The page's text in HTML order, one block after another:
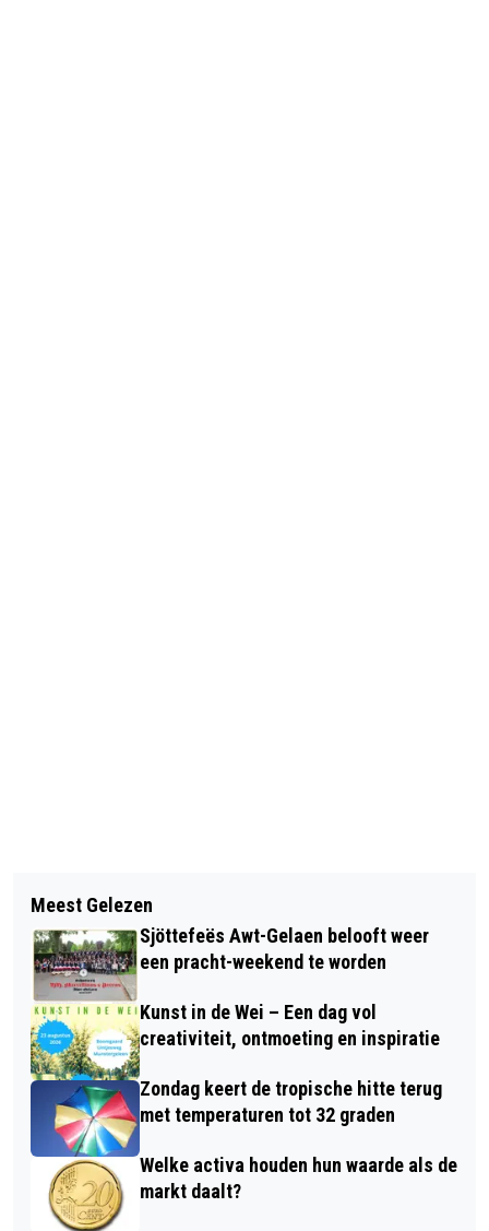
VIDEO: LIMBURG IN 1962, EEN
PERSOONLIJKE VISIE VAN OTTO VAN
NIJENHOFF
HUIDSPECIALIST GEEFT EEN
GLIMLACH CADEAU AAN MENSEN
MET KANKER IN BORN
Meest Gelezen
Sjöttefeës Awt-Gelaen belooft weer
een pracht-weekend te worden
Kunst in de Wei – Een dag vol
creativiteit, ontmoeting en inspiratie
Zondag keert de tropische hitte terug
met temperaturen tot 32 graden
Welke activa houden hun waarde als de
markt daalt?